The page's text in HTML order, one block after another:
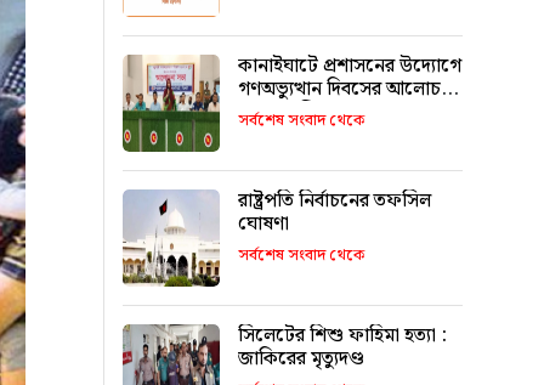
কানাইঘাটে প্রশাসনের উদ্যোগে
গণঅভ্যুত্থান দিবসের আলোচনা
সভা অনুষ্ঠিত
সর্বশেষ সংবাদ থেকে
রাষ্ট্রপতি নির্বাচনের তফসিল
ঘোষণা
সর্বশেষ সংবাদ থেকে
সিলেটের শিশু ফাহিমা হত্যা :
জাকিরের মৃত্যুদণ্ড